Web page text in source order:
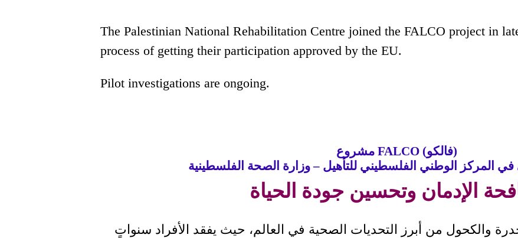
The Palestinian National Rehabilitation Centre joined the FALCO project in
process of getting their participation approved by the EU.
Pilot investigations are ongoing.
مشروع FALCO (فالكو)
في المركز الوطني الفلسطيني للتأهيل – وزارة الصحة الفلسطينية
الإدمان وتحسين جودة الحياة
والكحول من أبرز التحديات الصحية في العالم، حيث يفقد الأفراد سنواتٍ